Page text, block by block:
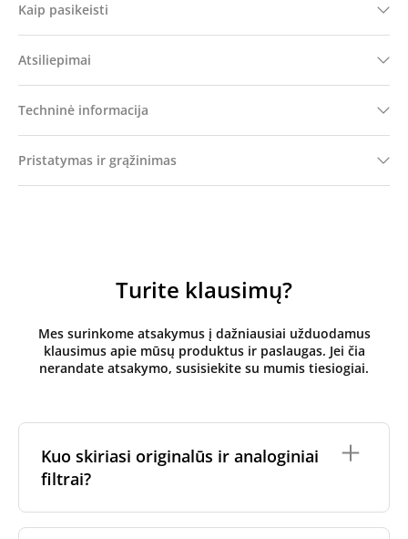
Kaip pasikeisti
Atsiliepimai
Techninė informacija
Pristatymas ir grąžinimas
Turite klausimų?
Mes surinkome atsakymus į dažniausiai užduodamus
klausimus apie mūsų produktus ir paslaugas. Jei čia
nerandate atsakymo, susisiekite su mumis tiesiogiai.
Kuo skiriasi originalūs ir analoginiai
filtrai?